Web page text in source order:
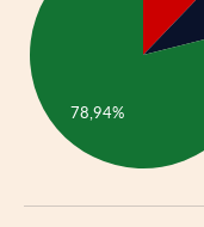
78,94%